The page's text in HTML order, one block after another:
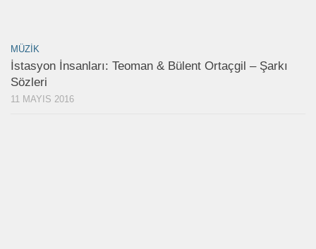
MÜZIK
İstasyon İnsanları: Teoman & Bülent Ortaçgil – Şarkı
Sözleri
11 MAYIS 2016